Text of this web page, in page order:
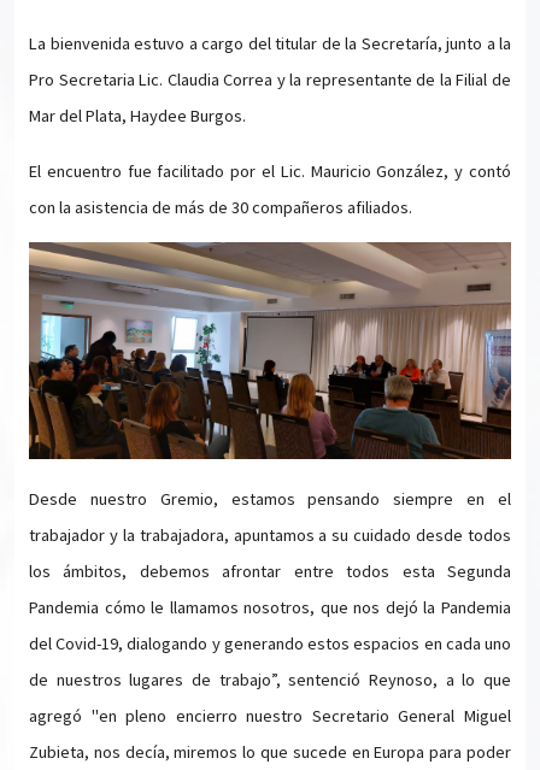
La bienvenida estuvo a cargo del titular de la Secretaría, junto a la
Pro Secretaria Lic. Claudia Correa y la representante de la Filial de
Mar del Plata, Haydee Burgos.
El encuentro fue facilitado por el Lic. Mauricio González, y contó
con la asistencia de más de 30 compañeros afiliados.
Desde nuestro Gremio, estamos pensando siempre en el
trabajador y la trabajadora, apuntamos a su cuidado desde todos
los ámbitos, debemos afrontar entre todos esta Segunda
Pandemia cómo le llamamos nosotros, que nos dejó la Pandemia
del Covid-19, dialogando y generando estos espacios en cada uno
de nuestros lugares de trabajo”, sentenció Reynoso, a lo que
agregó "en pleno encierro nuestro Secretario General Miguel
Zubieta, nos decía, miremos lo que sucede en Europa para poder